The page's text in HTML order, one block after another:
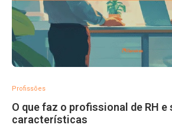
Profissões
O que faz o profissional de RH
características